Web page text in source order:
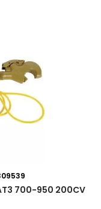
700-950 200CV